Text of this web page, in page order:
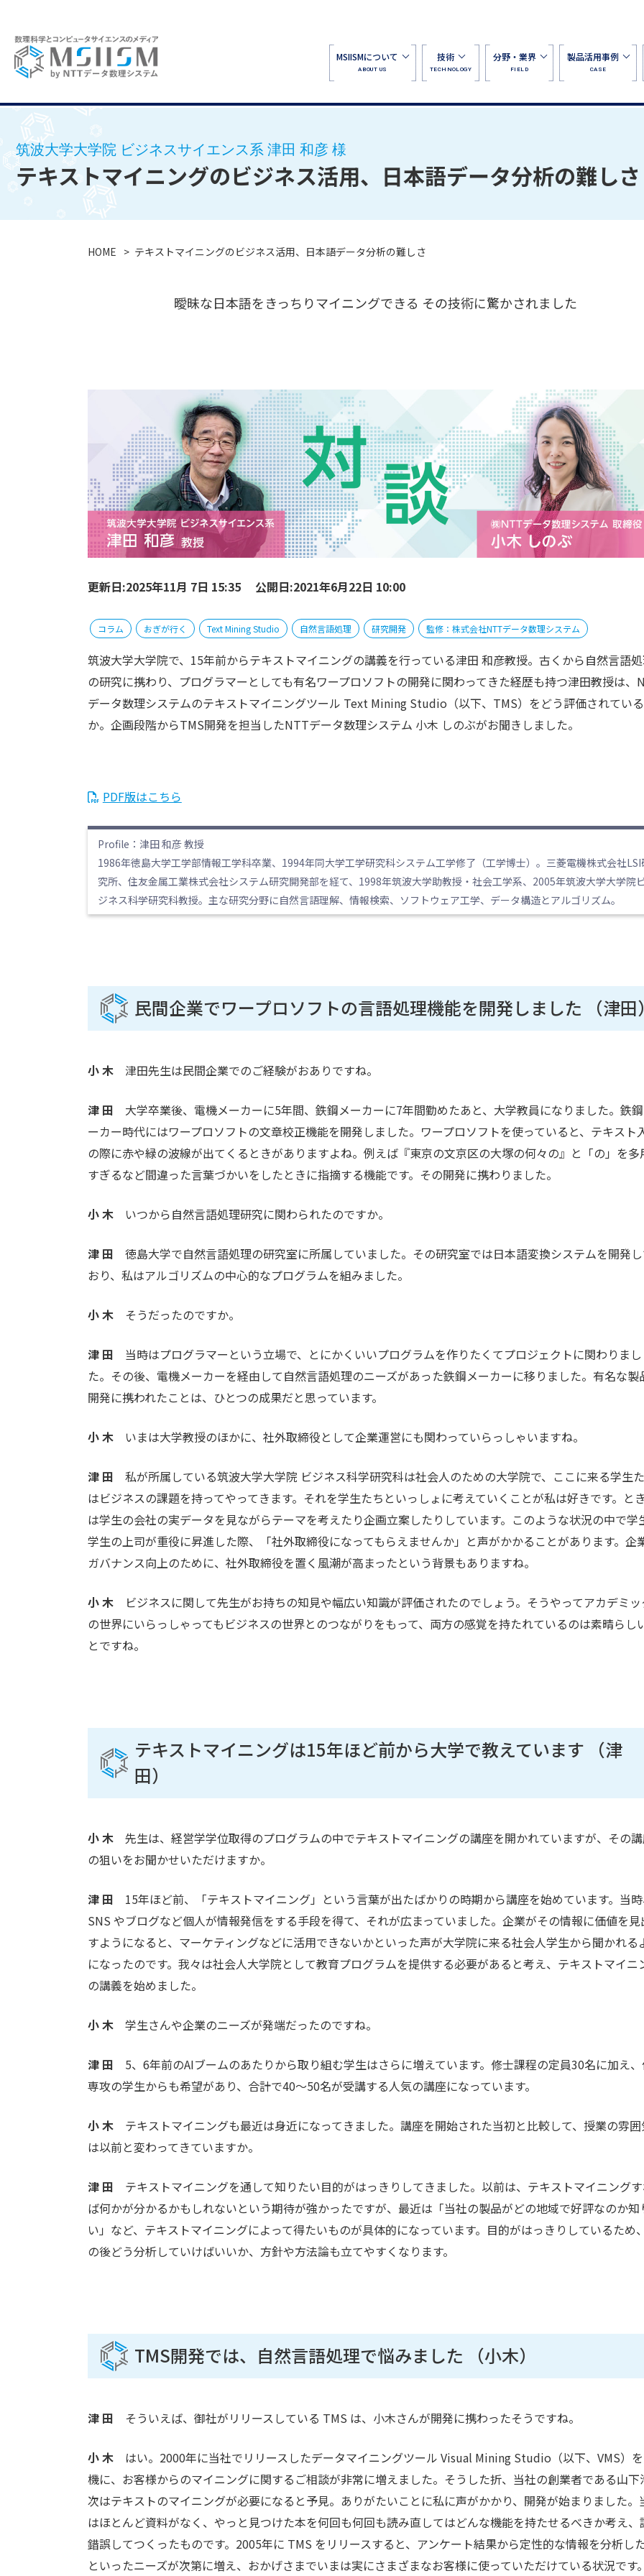
MSIISMについて
ABOUT US
技術
TECHNOLOGY
分野・業界
FIELD
製品活用事例
CASE
筑波大学大学院 ビジネスサイエンス系 津田 和彦 様
テキストマイニングのビジネス活用、日本語データ分析の難しさ
HOME テキストマイニングのビジネス活用、日本語データ分析の難しさ
曖昧な日本語をきっちりマイニングできる その技術に驚かされました
更新日:2025年11月 7日 15:35 公開日:2021年6月22日 10:00
コラム おぎが行く Text Mining Studio 自然言語処理 研究開発 監修：株式会社NTTデータ数理システム
筑波大学大学院で、15年前からテキストマイニングの講義を行っている津田 和彦教授。古くから自然言語
の研究に携わり、プログラマーとしても有名ワープロソフトの開発に関わってきた経歴も持つ津田教授は、
データ数理システムのテキストマイニングツール Text Mining Studio（以下、TMS）をどう評価されてい
か。企画段階からTMS開発を担当したNTTデータ数理システム 小木 しのぶがお聞きしました。
PDF版はこちら
Profile：津田 和彦 教授
1986年徳島大学工学部情報工学科卒業、1994年同大学工学研究科システム工学修了（工学博士）。三菱電機株式会社LSI
究所、住友金属工業株式会社システム研究開発部を経て、1998年筑波大学助教授・社会工学系、2005年筑波大学大学院
ジネス科学研究科教授。主な研究分野に自然言語理解、情報検索、ソフトウェア工学、データ構造とアルゴリズム。
民間企業でワープロソフトの言語処理機能を開発しました （津田）
小 木 津田先生は民間企業でのご経験がおありですね。
津 田 大学卒業後、電機メーカーに5年間、鉄鋼メーカーに7年間勤めたあと、大学教員になりました。鉄
ーカー時代にはワープロソフトの文章校正機能を開発しました。ワープロソフトを使っていると、テキスト
の際に赤や緑の波線が出てくるときがありますよね。例えば『東京の文京区の大塚の何々の』と「の」を多
すぎるなど間違った言葉づかいをしたときに指摘する機能です。その開発に携わりました。
小 木 いつから自然言語処理研究に関わられたのですか。
津 田 徳島大学で自然言語処理の研究室に所属していました。その研究室では日本語変換システムを開発
おり、私はアルゴリズムの中心的なプログラムを組みました。
小 木 そうだったのですか。
津 田 当時はプログラマーという立場で、とにかくいいプログラムを作りたくてプロジェクトに関わりまし
た。その後、電機メーカーを経由して自然言語処理のニーズがあった鉄鋼メーカーに移りました。有名な製
開発に携われたことは、ひとつの成果だと思っています。
小 木 いまは大学教授のほかに、社外取締役として企業運営にも関わっていらっしゃいますね。
津 田 私が所属している筑波大学大学院 ビジネス科学研究科は社会人のための大学院で、ここに来る学生
はビジネスの課題を持ってやってきます。それを学生たちといっしょに考えていくことが私は好きです。と
は学生の会社の実データを見ながらテーマを考えたり企画立案したりしています。このような状況の中で学
学生の上司が重役に昇進した際、「社外取締役になってもらえませんか」と声がかかることがあります。企
ガバナンス向上のために、社外取締役を置く風潮が高まったという背景もありますね。
小 木 ビジネスに関して先生がお持ちの知見や幅広い知識が評価されたのでしょう。そうやってアカデミッ
の世界にいらっしゃってもビジネスの世界とのつながりをもって、両方の感覚を持たれているのは素晴らし
とですね。
テキストマイニングは15年ほど前から大学で教えています （津
田）
小 木 先生は、経営学学位取得のプログラムの中でテキストマイニングの講座を開かれていますが、その
の狙いをお聞かせいただけますか。
津 田 15年ほど前、「テキストマイニング」という言葉が出たばかりの時期から講座を始めています。当時
SNS やブログなど個人が情報発信をする手段を得て、それが広まっていました。企業がその情報に価値を見
すようになると、マーケティングなどに活用できないかといった声が大学院に来る社会人学生から聞かれる
になったのです。我々は社会人大学院として教育プログラムを提供する必要があると考え、テキストマイニ
の講義を始めました。
小 木 学生さんや企業のニーズが発端だったのですね。
津 田 5、6年前のAIブームのあたりから取り組む学生はさらに増えています。修士課程の定員30名に加え
専攻の学生からも希望があり、合計で40〜50名が受講する人気の講座になっています。
小 木 テキストマイニングも最近は身近になってきました。講座を開始された当初と比較して、授業の雰
は以前と変わってきていますか。
津 田 テキストマイニングを通して知りたい目的がはっきりしてきました。以前は、テキストマイニング
ば何かが分かるかもしれないという期待が強かったですが、最近は「当社の製品がどの地域で好評なのか知
い」など、テキストマイニングによって得たいものが具体的になっています。目的がはっきりしているため
の後どう分析していけばいいか、方針や方法論も立てやすくなります。
TMS開発では、自然言語処理で悩みました （小木）
津 田 そういえば、御社がリリースしている TMS は、小木さんが開発に携わったそうですね。
小 木 はい。2000年に当社でリリースしたデータマイニングツール Visual Mining Studio（以下、VMS）
機に、お客様からのマイニングに関するご相談が非常に増えました。そうした折、当社の創業者である山下
次はテキストのマイニングが必要になると予見。ありがたいことに私に声がかかり、開発が始まりました。
はほとんど資料がなく、やっと見つけた本を何回も何回も読み直してはどんな機能を持たせるべきか考え、
錯誤してつくったものです。2005年に TMS をリリースすると、アンケート結果から定性的な情報を分析し
といったニーズが次第に増え、おかげさまでいまは実にさまざまなお客様に使っていただけている状況です。